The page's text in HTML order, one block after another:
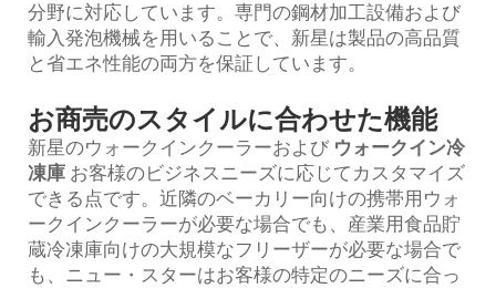
分野に対応しています。専門の鋼材加工設備および
輸入発泡機械を用いることで、新星は製品の高品質
と省エネ性能の両方を保証しています。
お商売のスタイルに合わせた機能
新星のウォークインクーラーおよび ウォークイン冷
凍庫 お客様のビジネスニーズに応じてカスタマイズ
できる点です。近隣のベーカリー向けの携帯用ウォ
ークインクーラーが必要な場合でも、産業用食品貯
蔵冷凍庫向けの大規模なフリーザーが必要な場合で
も、ニュー・スターはお客様の特定のニーズに合っ